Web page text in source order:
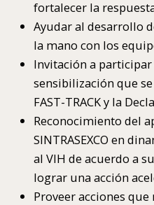
fortalecer la
Ayudar al desarrollo
la mano con los
Invitación a participar
sensibilización que
FAST-TRACK y la
Reconocimiento del
SINTRASEXCO en
al VIH de acuerdo a
lograr una acción
Proveer acciones